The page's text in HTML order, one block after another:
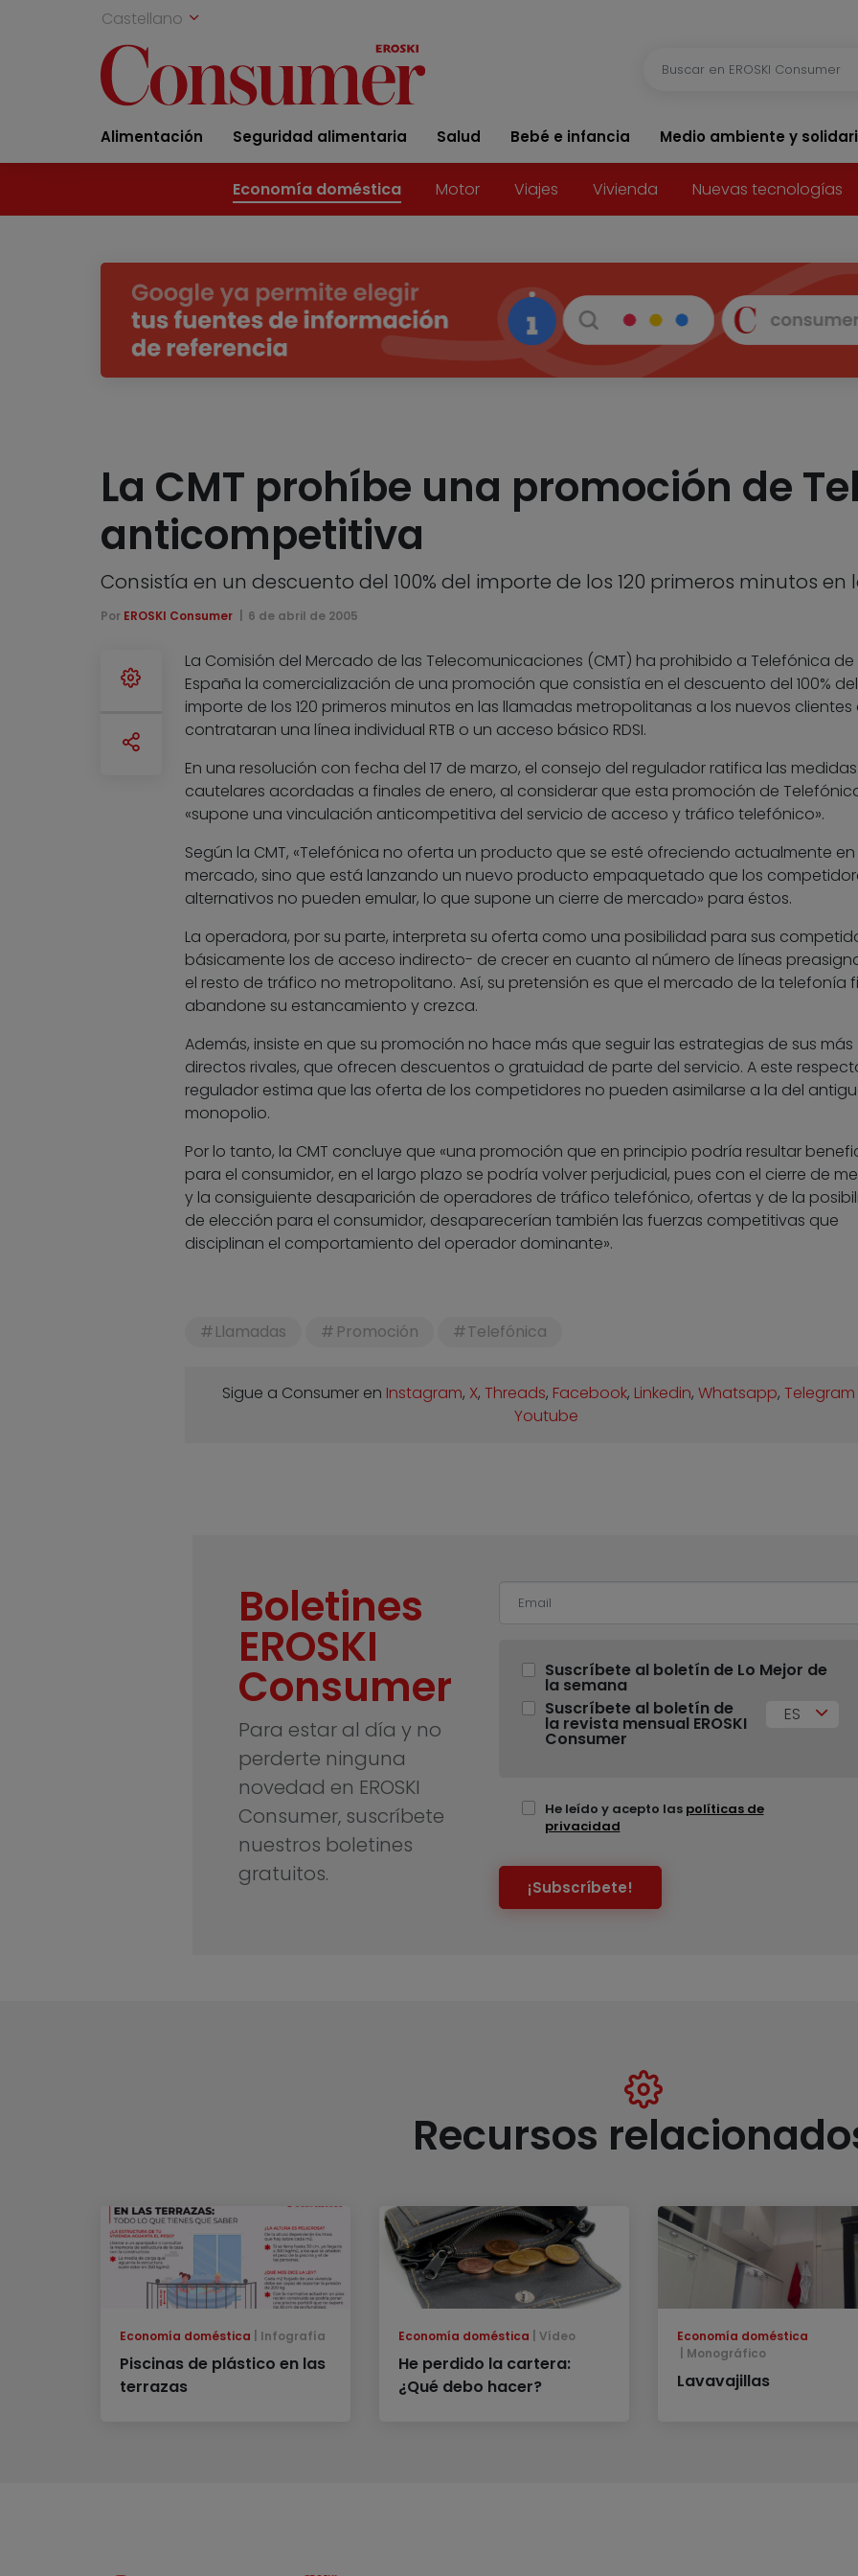
Castellano
Alimentación Seguridad alimentaria Salud Bebé e infancia Medio ambiente y
Economía doméstica Motor Viajes Vivienda Nuevas tecnologías
La CMT prohíbe una promoción de
anticompetitiva
Consistía en un descuento del 100% del importe de los 120 primeros minutos
Por EROSKI Consumer 6 de abril de 2005
La Comisión del Mercado de las Telecomunicaciones (CMT) ha prohibido a Telefónica de
España la comercialización de una promoción que consistía en el descuento del 100% del
importe de los 120 primeros minutos en las llamadas metropolitanas a los nuevos clientes
contrataran una línea individual RTB o un acceso básico RDSI.
En una resolución con fecha del 17 de marzo, el consejo del regulador ratifica las medidas
cautelares acordadas a finales de enero, al considerar que esta promoción de
«supone una vinculación anticompetitiva del servicio de acceso y tráfico telefónico».
Según la CMT, «Telefónica no oferta un producto que se esté ofreciendo actualmente en
mercado, sino que está lanzando un nuevo producto empaquetado que los
alternativos no pueden emular, lo que supone un cierre de mercado» para éstos.
La operadora, por su parte, interpreta su oferta como una posibilidad para sus
básicamente los de acceso indirecto- de crecer en cuanto al número de líneas
el resto de tráfico no metropolitano. Así, su pretensión es que el mercado de la telefonía
abandone su estancamiento y crezca.
Además, insiste en que su promoción no hace más que seguir las estrategias de sus más
directos rivales, que ofrecen descuentos o gratuidad de parte del servicio. A este
regulador estima que las oferta de los competidores no pueden asimilarse a la del
monopolio.
Por lo tanto, la CMT concluye que «una promoción que en principio podría resultar
para el consumidor, en el largo plazo se podría volver perjudicial, pues con el cierre de
y la consiguiente desaparición de operadores de tráfico telefónico, ofertas y de la
de elección para el consumidor, desaparecerían también las fuerzas competitivas que
disciplinan el comportamiento del operador dominante».
Llamadas Promoción Telefónica
Sigue a Consumer en Instagram, X,Threads, Facebook, Linkedin,Whatsapp,Telegram
Youtube
Boletines
EROSKI
Consumer
Para estar al día y no
perderte ninguna
novedad en EROSKI
Consumer, suscríbete
nuestros boletines
gratuitos.
Suscríbete al boletín de Lo Mejor de
la semana
Suscríbete al boletín de
la revista mensual EROSKI
Consumer
ES
He leído y acepto las políticas de
privacidad
¡Subscríbete!
Recursos
Economía doméstica Infografía
Piscinas de plástico en las
terrazas
Economía doméstica Vídeo
He perdido la cartera:
¿Qué debo hacer?
Economía doméstica
Monográfico
Lavavajillas